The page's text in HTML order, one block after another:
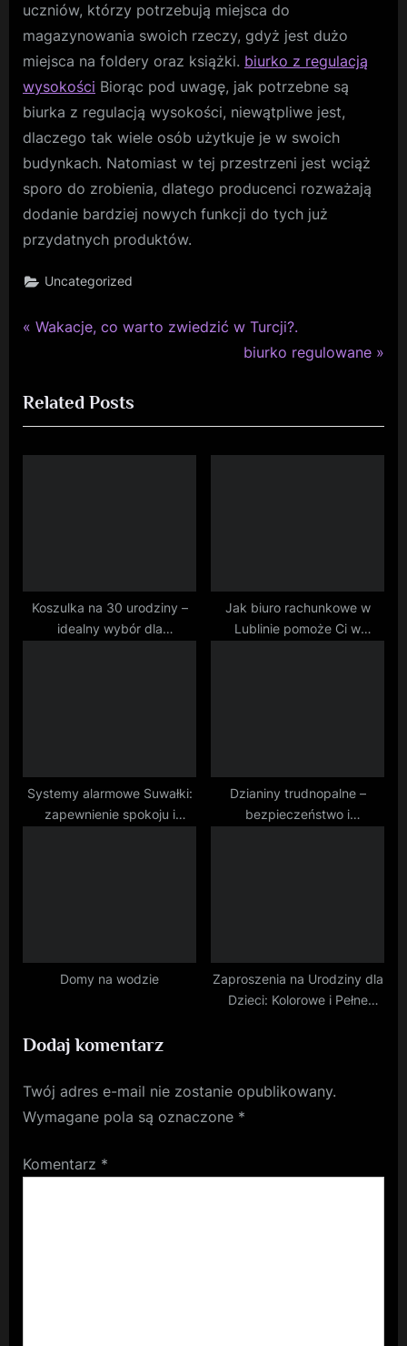
uczniów, którzy potrzebują miejsca do
magazynowania swoich rzeczy, gdyż jest dużo
miejsca na foldery oraz książki. biurko z regulacją
wysokości Biorąc pod uwagę, jak potrzebne są
biurka z regulacją wysokości, niewątpliwe jest,
dlaczego tak wiele osób użytkuje je w swoich
budynkach. Natomiast w tej przestrzeni jest wciąż
sporo do zrobienia, dlatego producenci rozważają
dodanie bardziej nowych funkcji do tych już
przydatnych produktów.
Uncategorized
Nawigacja
P
v
i
o
t
Wakacje, co warto zwiedzić w Turcji?.
N
t
P
biurko regulowane
Related Posts
Koszulka na 30 urodziny –
idealny wybór dla
Jak biuro rachunkowe w
Lublinie pomoże Ci w
Systemy alarmowe Suwałki:
zapewnienie spokoju i
Dzianiny trudnopalne –
bezpieczeństwo i
Domy na wodzie
Zaproszenia na Urodziny dla
Dzieci: Kolorowe i Pełne
Dodaj komentarz
Twój adres e-mail nie zostanie opublikowany.
Wymagane pola są oznaczone *
Komentarz *